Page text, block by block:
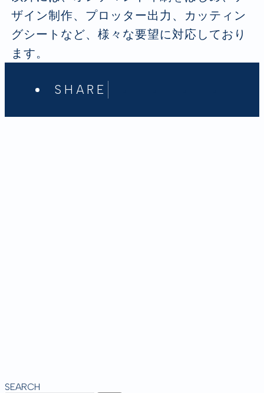
ザイン制作、プロッター出力、カッティン
グシートなど、様々な要望に対応しており
ます。
SHARE
SEARCH